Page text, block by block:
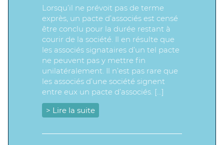
Lorsqu’il ne prévoit pas de terme
exprès, un pacte d’associés est censé
être conclu pour la durée restant à
courir de la société. Il en résulte que
les associés signataires d’un tel pacte
ne peuvent pas y mettre fin
unilatéralement. Il n’est pas rare que
les associés d’une société signent
entre eux un pacte d’associés. […]
> Lire la suite